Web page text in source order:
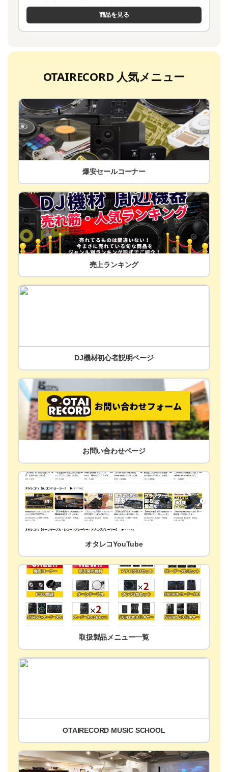
商品を見る
OTAIRECORD 人気メニュー
爆安セールコーナー
売上ランキング
DJ機材初心者説明ページ
お問い合わせページ
オタレコYouTube
取扱製品メニュー一覧
OTAIRECORD MUSIC SCHOOL